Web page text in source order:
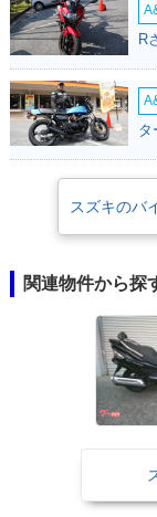
R
タ
スズキのバ
関連物件から探